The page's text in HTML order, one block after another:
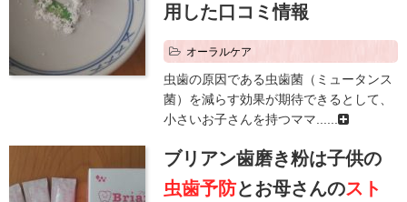
用した口コミ情報
オーラルケア
虫歯の原因である虫歯菌（ミュータンス
菌）を減らす効果が期待できるとして、
小さいお子さんを持つママ......
ブリアン歯磨き粉は子供の
虫歯予防とお母さんのスト